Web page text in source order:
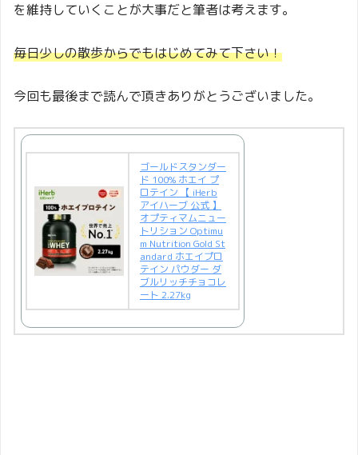
を維持していくことが大事だと筆者は考えます。
毎日少しの散歩からでもはじめてみて下さい！
今回も最後まで読んで頂きありがとうございました。
ゴールドスタンダー
ド 100% ホエイ プ
ロテイン 【 iHerb
アイハーブ 公式 】
オプティマムニュー
トリション Optimu
m Nutrition Gold St
andard ホエイプロ
テイン パウダー ダ
ブルリッチチョコレ
ート 2.27kg